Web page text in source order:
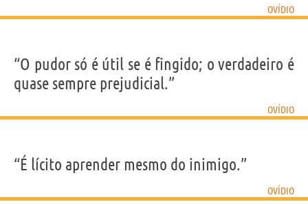
OVÍDIO
“O pudor só é útil se é fingido; o verdadeiro é
quase sempre prejudicial.”
OVÍDIO
“É lícito aprender mesmo do inimigo.”
OVÍDIO